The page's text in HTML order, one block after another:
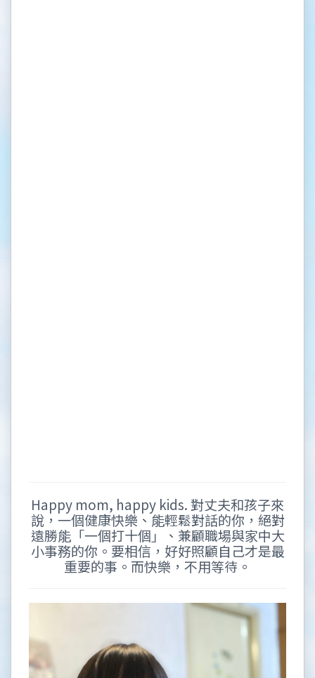
Happy mom, happy kids. 對丈夫和孩子來
說，一個健康快樂、能輕鬆對話的你，絕對
遠勝能「一個打十個」、兼顧職場與家中大
小事務的你。要相信，好好照顧自己才是最
重要的事。而快樂，不用等待。